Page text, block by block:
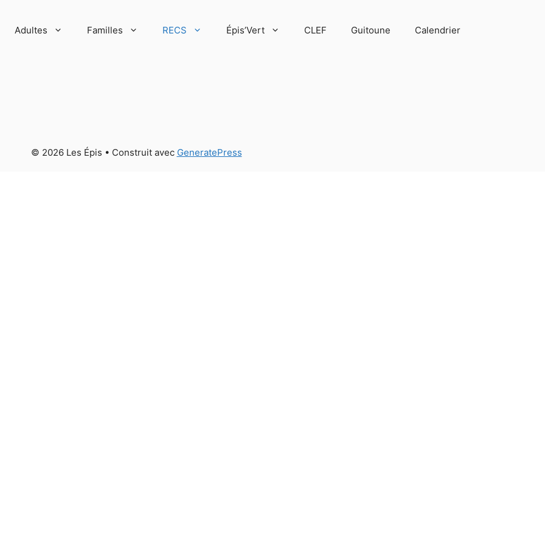
Adultes Familles RECS Épis’Vert CLEF Guitoune Calendrier
© 2026 Les Épis • Construit avec GeneratePress